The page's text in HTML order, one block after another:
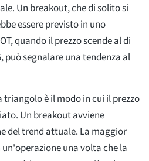
Un breakout, che di solito si
essere previsto in uno
quando il prezzo scende al di
può segnalare una tendenza al
triangolo è il modo in cui il prezzo
Un breakout avviene
del trend attuale. La maggior
una volta che la